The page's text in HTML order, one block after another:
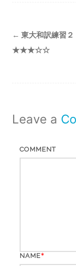
Post
navigation
← 東大和訳練習
★★★☆☆
Leave a
COMMENT
NAME*